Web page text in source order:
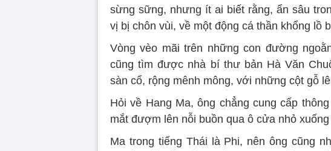
sừng sững, nhưng ít ai biết rằng, ẩn sâu
vị bị chôn vùi, về một động cá thần khổng lồ
Vòng vèo mãi trên những con đường
cũng tìm được nhà bí thư bản Hà Văn
sàn cổ, rộng mênh mông, với những cột gỗ
Hỏi về Hang Ma, ông chẳng cung cấp
mắt đượm lên nỗi buồn qua ô cửa nhỏ
Ma trong tiếng Thái là Phi, nên ông cũng